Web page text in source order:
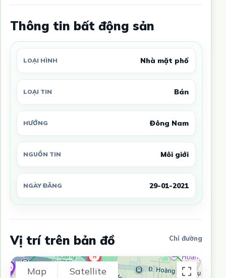
Thông tin bất động sản
LOẠI HÌNH Nhà mặt phố
LOẠI TIN Bán
HƯỚNG Đông Nam
NGUỒN TIN Môi giới
NGÀY ĐĂNG 29-01-2021
Vị trí trên bản đồ Chỉ đường
Map Satellite